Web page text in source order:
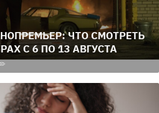
ЧТО СМОТРЕТЬ
С 6 ПО 13 АВГУСТА